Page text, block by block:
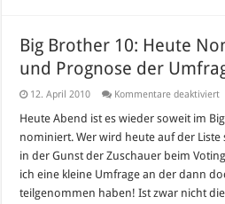
Big Brother 10: Heute
und Prognose der
12. April 2010 Kommentare deaktiviertfür
Heute Abend ist es wieder soweit im
nominiert. Wer wird heute auf der
in der Gunst der Zuschauer beim
ich eine kleine Umfrage an der dann
teilgenommen haben! Ist zwar nicht